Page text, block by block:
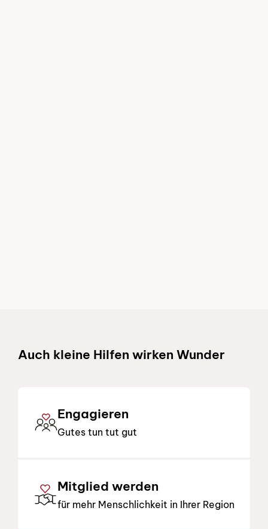
Auch kleine Hilfen wirken Wunder
Engagieren
Gutes tun tut gut
Mitglied werden
für mehr Menschlichkeit in Ihrer Region